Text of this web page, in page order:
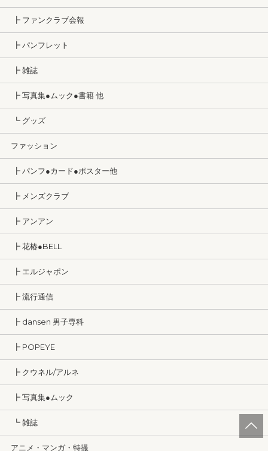
┣ ファンクラブ会報
┣ パンフレット
┣ 雑誌
┣ 写真集●ムック●書籍 他
┗ グッズ
ファッション
┣ パンフ●カード●ポスター他
┣ メンズクラブ
┣ アンアン
┣ 花椿●BELL
┣ エルジャポン
┣ 流行通信
┣ dansen 男子専科
┣ POPEYE
┣ クウネル/アルネ
┣ 写真集●ムック
┗ 雑誌
アニメ・マンガ・特撮